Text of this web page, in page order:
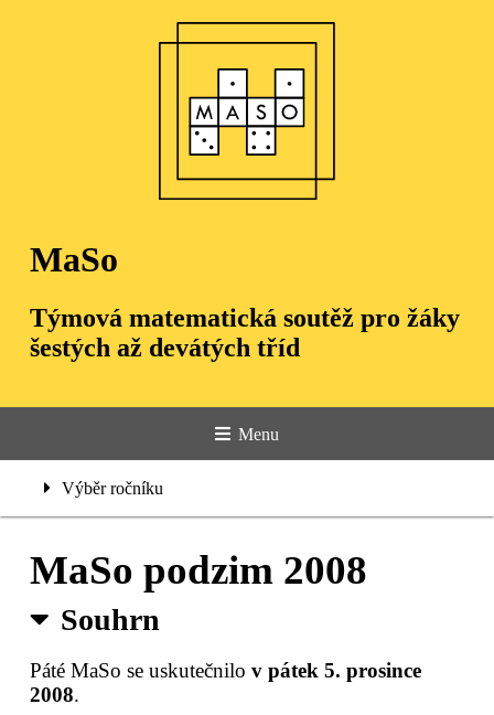
MaSo
Týmová matematická soutěž pro žáky
šestých až devátých tříd
Menu
Výběr ročníku
MaSo podzim 2008
Souhrn
Páté MaSo se uskutečnilo v pátek 5. prosince
2008.